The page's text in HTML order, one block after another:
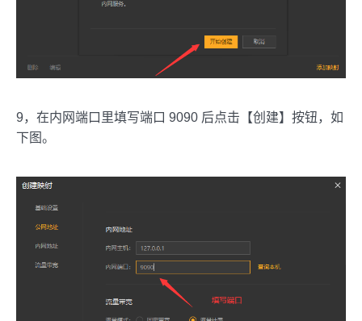
9，在内网端口里填写端口 9090 后点击【创建】按钮，如
下图。